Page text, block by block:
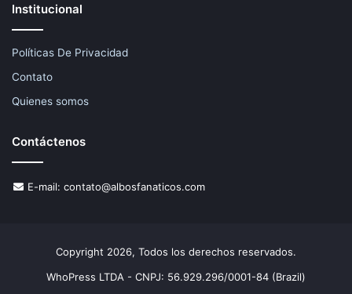
Institucional
Políticas De Privacidad
Contato
Quienes somos
Contáctenos
E-mail: contato@albosfanaticos.com
Copyright 2026, Todos los derechos reservados.
WhoPress LTDA - CNPJ: 56.929.296/0001-84 (Brazil)